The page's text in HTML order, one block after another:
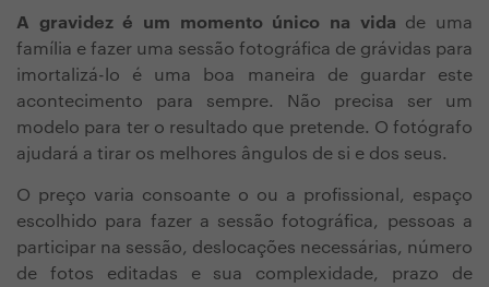
A gravidez é um momento único na vida de uma
família e fazer uma sessão fotográfica de grávidas para
imortalizá-lo é uma boa maneira de guardar este
acontecimento para sempre. Não precisa ser um
modelo para ter o resultado que pretende. O fotógrafo
ajudará a tirar os melhores ângulos de si e dos seus.
O preço varia consoante o ou a profissional, espaço
escolhido para fazer a sessão fotográfica, pessoas a
participar na sessão, deslocações necessárias, número
de fotos editadas e sua complexidade, prazo de